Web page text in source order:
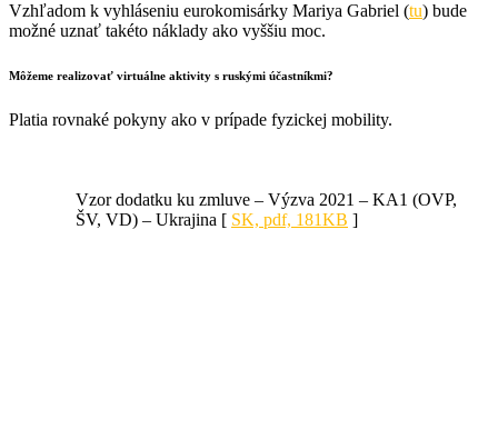
Vzhľadom k vyhláseniu eurokomisárky Mariya Gabriel (tu) bude
možné uznať takéto náklady ako vyššiu moc.
Môžeme realizovať virtuálne aktivity s ruskými účastníkmi?
Platia rovnaké pokyny ako v prípade fyzickej mobility.
Vzor dodatku ku zmluve – Výzva 2021 – KA1 (OVP,
ŠV, VD) – Ukrajina [ SK, pdf, 181KB ]